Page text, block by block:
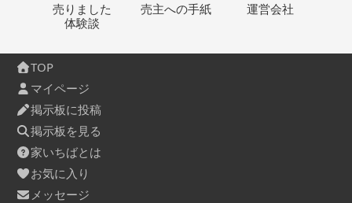
売りました
体験談
売主への手紙 運営会社
TOP
マイページ
掲示板に投稿
掲示板を見る
家いちばとは
お気に入り
メッセージ